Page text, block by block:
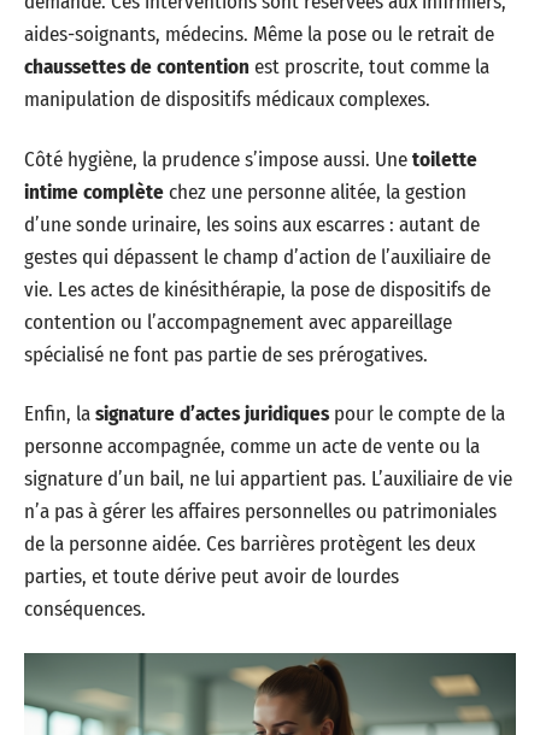
aides-soignants, médecins. Même la pose ou le retrait de
chaussettes de contention est proscrite, tout comme la
manipulation de dispositifs médicaux complexes.
Côté hygiène, la prudence s’impose aussi. Unetoilette
intime complètechez une personne alitée, la gestion
d’une sonde urinaire, les soins aux escarres : autant de
gestes qui dépassent le champ d’action de l’auxiliaire de
vie. Les actes de kinésithérapie, la pose de dispositifs de
contention ou l’accompagnement avec appareillage
spécialisé ne font pas partie de ses prérogatives.
Enfin, lasignature d’actes juridiquespour le compte de la
personne accompagnée, comme un acte de vente ou la
signature d’un bail, ne lui appartient pas. L’auxiliaire de vie
n’a pas à gérer les affaires personnelles ou patrimoniales
de la personne aidée. Ces barrières protègent les deux
parties, et toute dérive peut avoir de lourdes
conséquences.